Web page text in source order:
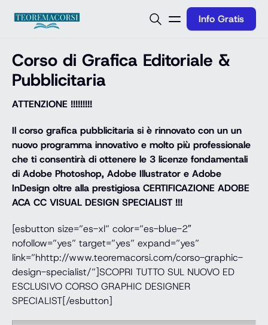
Info Gratis
Corso di Grafica Editoriale &
Pubblicitaria
ATTENZIONE !!!!!!!!!
Il corso grafica pubblicitaria si è rinnovato con un un
nuovo programma innovativo e molto più professionale
che ti consentirà di ottenere le 3 licenze fondamentali
di Adobe Photoshop, Adobe Illustrator e Adobe
InDesign oltre alla prestigiosa CERTIFICAZIONE ADOBE
ACA CC VISUAL DESIGN SPECIALIST !!!
[esbutton size=”es-xl” color=”es-blue-2″
nofollow=”yes” target=”yes” expand=”yes”
link=”hhttp://www.teoremacorsi.com/corso-graphic-
design-specialist/”]SCOPRI TUTTO SUL NUOVO ED
ESCLUSIVO CORSO GRAPHIC DESIGNER
SPECIALIST[/esbutton]